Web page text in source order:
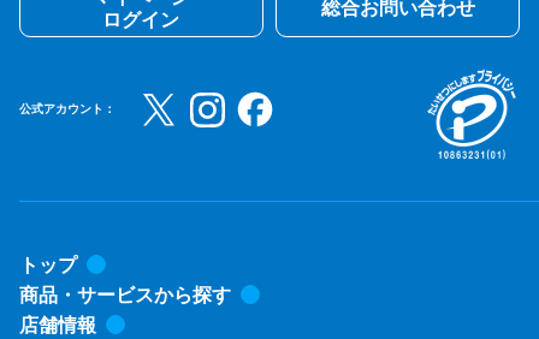
ログイン
総合お問い合わせ
公式アカウント：
トップ
商品・サービスから探す
店舗情報